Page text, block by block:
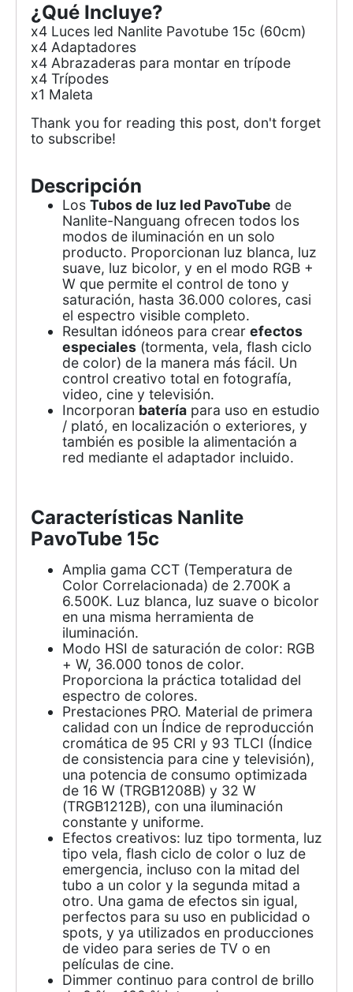
¿Qué Incluye?
x4 Luces led Nanlite Pavotube 15c (60cm)
x4 Adaptadores
x4 Abrazaderas para montar en trípode
x4 Trípodes
x1 Maleta
Thank you for reading this post, don't forget
to subscribe!
Descripción
Los Tubos de luz led PavoTube de
Nanlite-Nanguang ofrecen todos los
modos de iluminación en un solo
producto. Proporcionan luz blanca, luz
suave, luz bicolor, y en el modo RGB +
W que permite el control de tono y
saturación, hasta 36.000 colores, casi
el espectro visible completo.
Resultan idóneos para crear efectos
especiales(tormenta, vela, flash ciclo
de color) de la manera más fácil. Un
control creativo total en fotografía,
video, cine y televisión.
Incorporan bateríapara uso en estudio
/ plató, en localización o exteriores, y
también es posible la alimentación a
red mediante el adaptador incluido.
Características Nanlite
PavoTube 15c
Amplia gama CCT (Temperatura de
Color Correlacionada) de 2.700K a
6.500K. Luz blanca, luz suave o bicolor
en una misma herramienta de
iluminación.
Modo HSI de saturación de color: RGB
+ W, 36.000 tonos de color.
Proporciona la práctica totalidad del
espectro de colores.
Prestaciones PRO. Material de primera
calidad con un Índice de reproducción
cromática de 95 CRI y 93 TLCI (Índice
de consistencia para cine y televisión),
una potencia de consumo optimizada
de 16 W (TRGB1208B) y 32 W
(TRGB1212B), con una iluminación
constante y uniforme.
Efectos creativos: luz tipo tormenta, luz
tipo vela, flash ciclo de color o luz de
emergencia, incluso con la mitad del
tubo a un color y la segunda mitad a
otro. Una gama de efectos sin igual,
perfectos para su uso en publicidad o
spots, y ya utilizados en producciones
de video para series de TV o en
películas de cine.
Dimmer continuo para control de brillo